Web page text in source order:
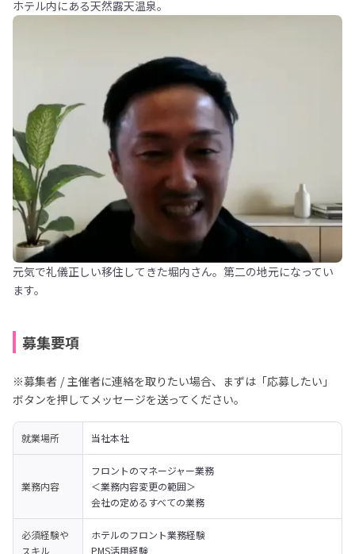
ホテル内にある天然露天温泉。
元気で礼儀正しい移住してきた堀内さん。第二の地元になってい
ます。
募集要項
※募集者 / 主催者に連絡を取りたい場合、まずは「応募したい」
ボタンを押してメッセージを送ってください。
就業場所 当社本社
業務内容
フロントのマネージャー業務
＜業務内容変更の範囲＞
会社の定めるすべての業務
必須経験や
スキル
ホテルのフロント業務経験
PMS活用経験